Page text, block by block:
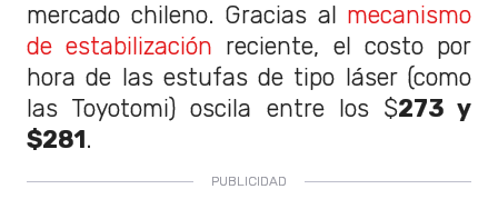
mercado chileno. Gracias al mecanismo
de estabilización reciente, el costo por
hora de las estufas de tipo láser (como
las Toyotomi) oscila entre los $273 y
$281.